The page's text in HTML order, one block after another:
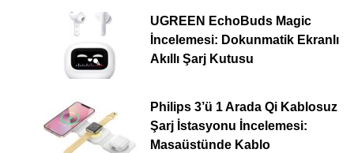
UGREEN EchoBuds Magic
İncelemesi: Dokunmatik Ekranlı
Akıllı Şarj Kutusu
Philips 3’ü 1 Arada Qi Kablosuz
Şarj İstasyonu İncelemesi:
Masaüstünde Kablo